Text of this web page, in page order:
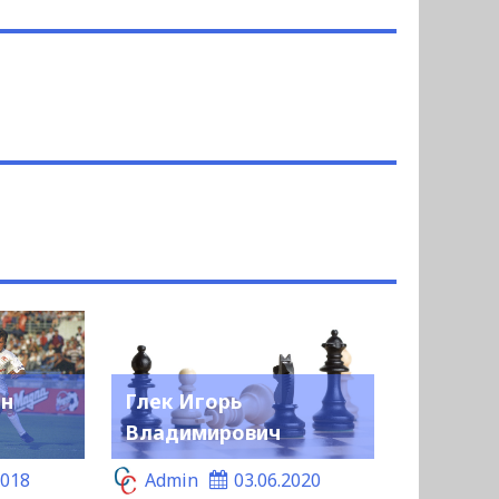
Глек Игорь
Владимирович
Admin
03.06.2020